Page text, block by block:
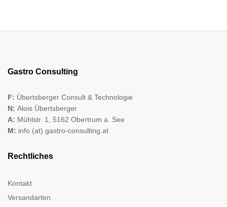
Gastro Consulting
F: Übertsberger Consult & Technologie
N: Alois Übertsberger
A: Mühlstr. 1, 5162 Obertrum a. See
M: info (at) gastro-consulting.at
Rechtliches
Kontakt
Versandarten